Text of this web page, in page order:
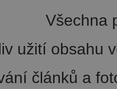
Všechna
užití obsahu
článků a